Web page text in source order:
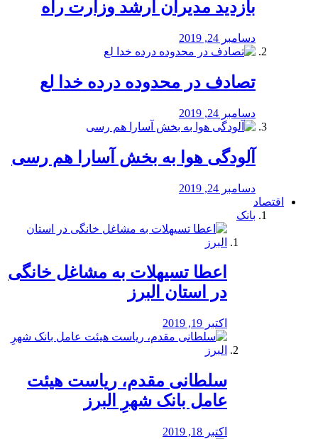
بازدید مدیران ارشد وزارت راه
دسامبر 24, 2019
تصادف در محدوده درده خدا لع
دسامبر 24, 2019
آلودگی هوا به بخش آسارا هم رسی
دسامبر 24, 2019
اقتصاد
بانک
️اعطا تسیهلات به مشاغل خانگی
در استان البرز
اکتبر 19, 2019
سلطانی مقدم، ریاست هیئت
عامل بانک شهرِ البرز
اکتبر 18, 2019